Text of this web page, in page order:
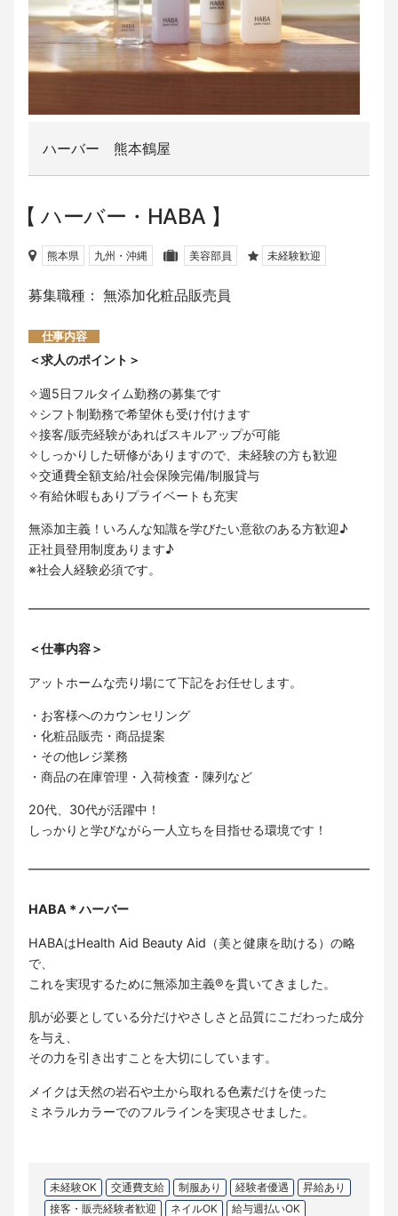
ハーバー 熊本鶴屋
ハーバー・HABA
熊本県 九州・沖縄 美容部員 未経験歓迎
募集職種： 無添加化粧品販売員
仕事内容
＜求人のポイント＞
✧週5日フルタイム勤務の募集です
✧シフト制勤務で希望休も受け付けます
✧接客/販売経験があればスキルアップが可能
✧しっかりした研修がありますので、未経験の方も歓迎
✧交通費全額支給/社会保険完備/制服貸与
✧有給休暇もありプライベートも充実
無添加主義！いろんな知識を学びたい意欲のある方歓迎♪
正社員登用制度あります♪
※社会人経験必須です。
＜仕事内容＞
アットホームな売り場にて下記をお任せします。
・お客様へのカウンセリング
・化粧品販売・商品提案
・その他レジ業務
・商品の在庫管理・入荷検査・陳列など
20代、30代が活躍中！
しっかりと学びながら一人立ちを目指せる環境です！
HABA＊ハーバー
HABAはHealth Aid Beauty Aid（美と健康を助ける）の略
で、
これを実現するために無添加主義®を貫いてきました。
肌が必要としている分だけやさしさと品質にこだわった成分
を与え、
その力を引き出すことを大切にしています。
メイクは天然の岩石や土から取れる色素だけを使った
ミネラルカラーでのフルラインを実現させました。
未経験OK 交通費支給 制服あり 経験者優遇
昇給あり
接客・販売経験者歓迎
ネイルOK
給与週払いOK